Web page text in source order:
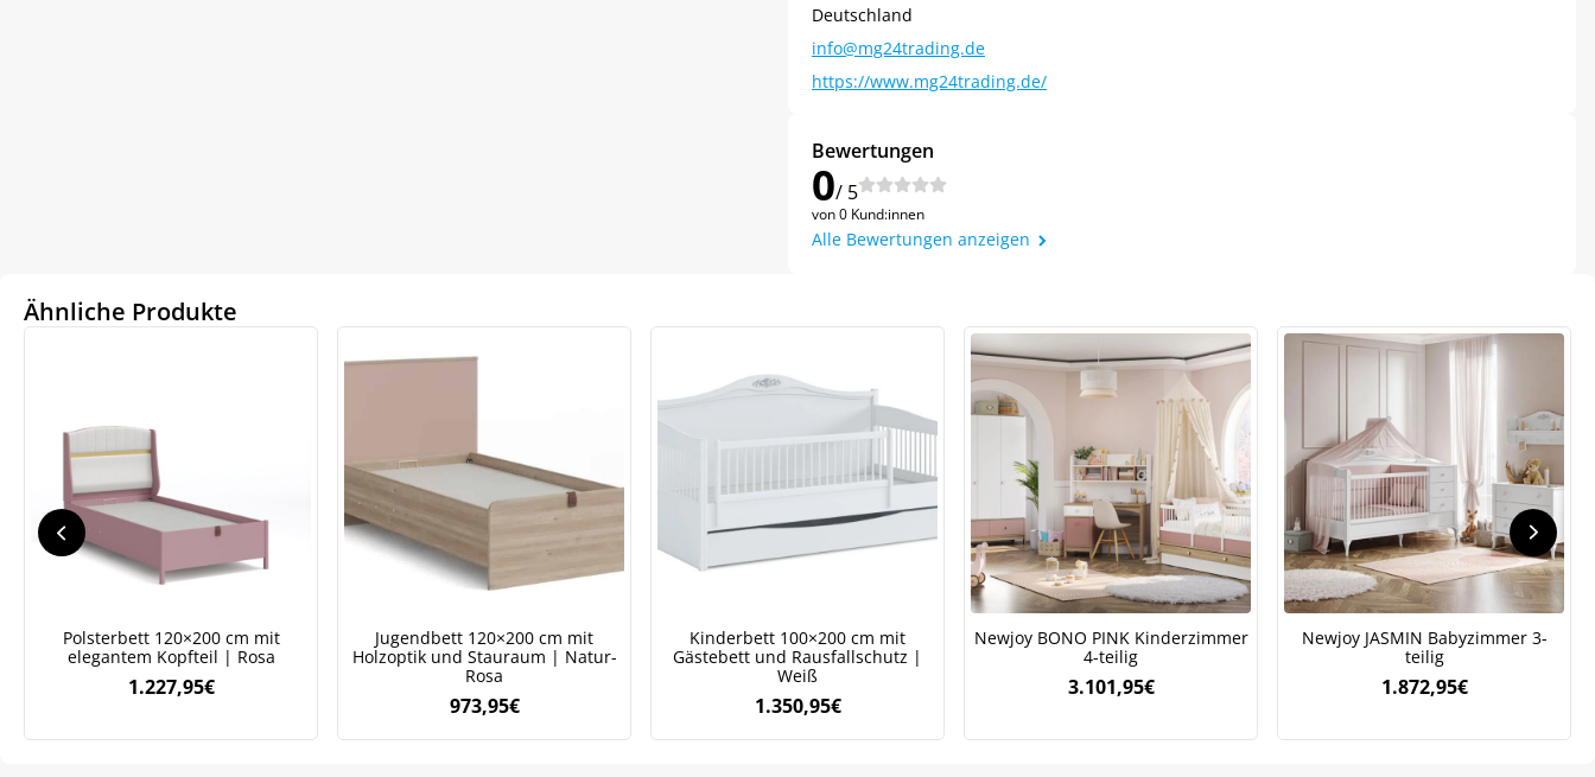
Deutschland
info@mg24trading.de
https://www.mg24trading.de/
Bewertungen
0/ 5
von 0 Kund:innen
Alle Bewertungen anzeigen
Ähnliche Produkte
Polsterbett 120×200 cm mit
elegantem Kopfteil | Rosa
1.227,95€
Jugendbett 120×200 cm mit
Holzoptik und Stauraum | Natur-
Rosa
973,95€
Kinderbett 100×200 cm mit
Gästebett und Rausfallschutz |
Weiß
1.350,95€
Newjoy BONO PINK Kinderzimmer
4-teilig
3.101,95€
Newjoy JASMIN Babyzimmer 3-
teilig
1.872,95€
5% Rabatt
auf Ihre erste Bestellung sichern!
Bleiben Sie auf dem Laufenden über Neuigkeiten und Angebote.
Weitere Informationen darüber, wie wir Ihre Daten für Marketingkommunikation